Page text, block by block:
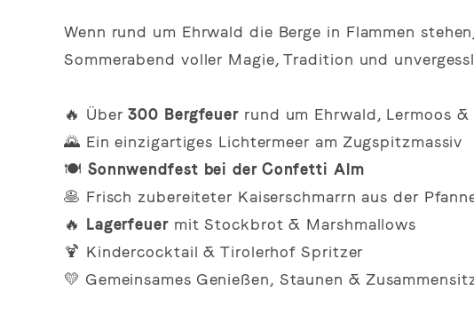
Wenn rund um Ehrwald die Berge in Flammen
Sommerabend voller Magie, Tradition und
🔥 Über 300 Bergfeuer rund um Ehrwald, Lermoos
🌄 Ein einzigartiges Lichtermeer am Zugspitzmassiv
🍽️ Sonnwendfest bei der Confetti Alm
🥞 Frisch zubereiteter Kaiserschmarrn aus der
🔥 Lagerfeuer mit Stockbrot & Marshmallows
🍹 Kindercocktail & Tirolerhof Spritzer
💛 Gemeinsames Genießen, Staunen &